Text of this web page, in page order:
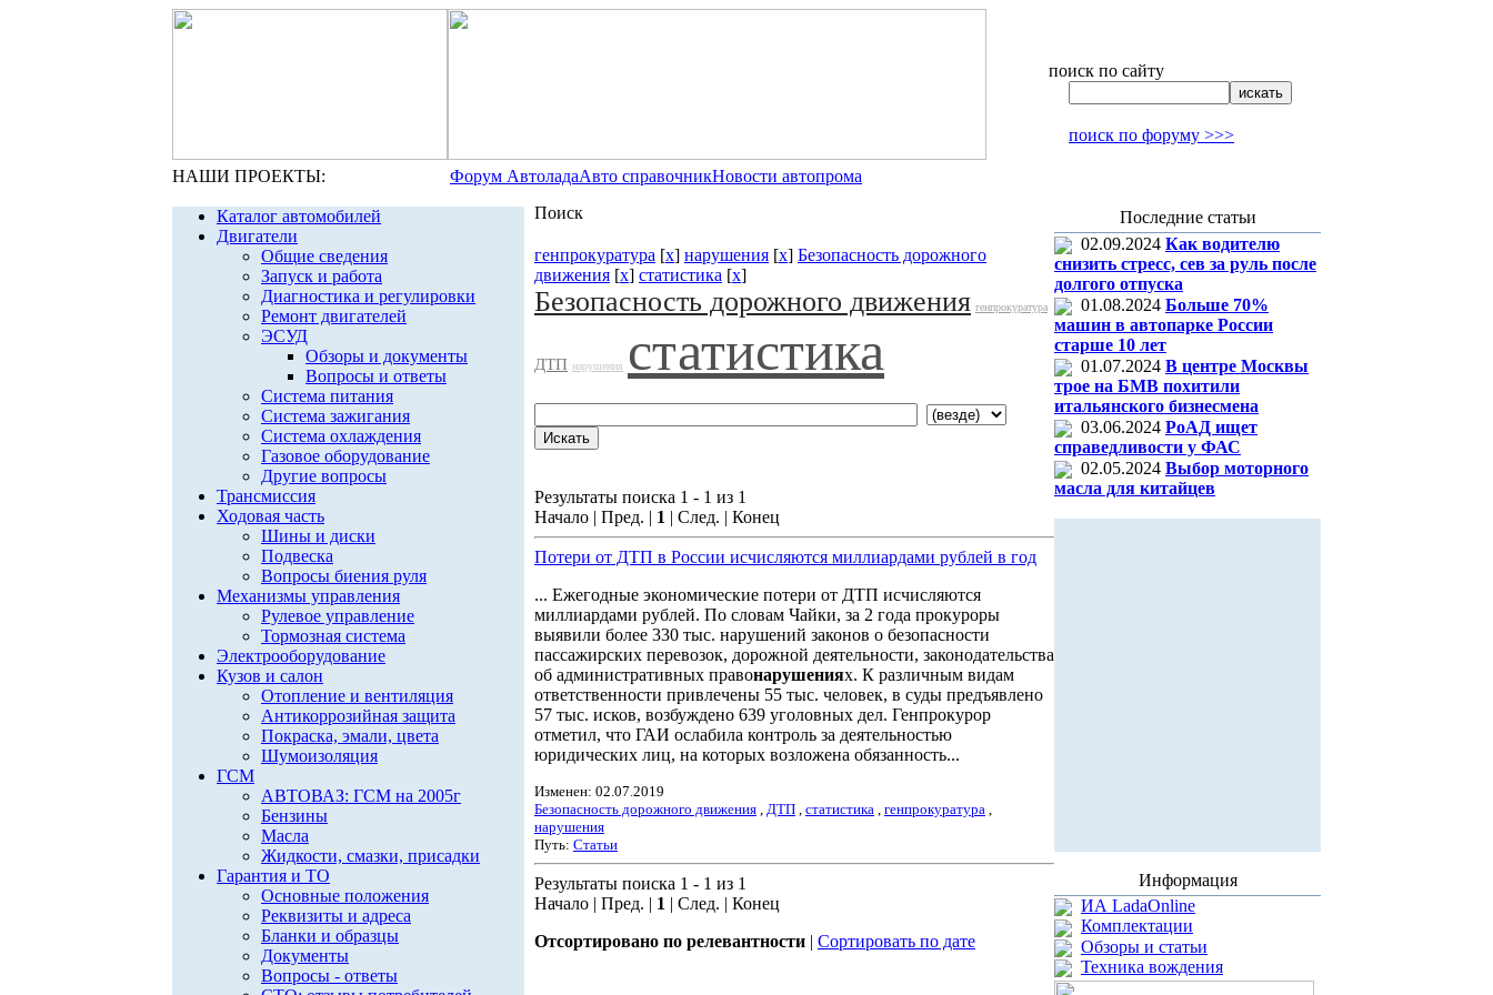
поиск по сайту
поиск по форуму >>>
НАШИ ПРОЕКТЫ: Форум АвтоладаАвто справочникНовости автопрома
Каталог автомобилей
Двигатели
Общие сведения
Запуск и работа
Диагностика и регулировки
Ремонт двигателей
ЭСУД
Обзоры и документы
Вопросы и ответы
Система питания
Система зажигания
Система охлаждения
Газовое оборудование
Другие вопросы
Трансмиссия
Ходовая часть
Шины и диски
Подвеска
Вопросы биения руля
Механизмы управления
Рулевое управление
Тормозная система
Электрооборудование
Кузов и салон
Отопление и вентиляция
Антикоррозийная защита
Покраска, эмали, цвета
Шумоизоляция
ГСМ
АВТОВАЗ: ГСМ на 2005г
Бензины
Масла
Жидкости, смазки, присадки
Гарантия и ТО
Основные положения
Реквизиты и адреса
Бланки и образцы
Документы
Вопросы - ответы
Поиск
генпрокуратура [x] нарушения [x] Безопасность дорожного
движения [x] статистика [x]
Безопасность дорожного движения генпрокуратура
ДТП нарушения статистика
Результаты поиска 1 - 1 из 1
Начало | Пред. | 1 | След. | Конец
Потери от ДТП в России исчисляются миллиардами рублей в год
... Ежегодные экономические потери от ДТП исчисляются
миллиардами рублей. По словам Чайки, за 2 года прокуроры
выявили более 330 тыс. нарушений законов о безопасности
пассажирских перевозок, дорожной деятельности, законодательства
об административных правонарушениях. К различным видам
ответственности привлечены 55 тыс. человек, в суды предъявлено
57 тыс. исков, возбуждено 639 уголовных дел. Генпрокурор
отметил, что ГАИ ослабила контроль за деятельностью
юридических лиц, на которых возложена обязанность...
Изменен: 02.07.2019
Безопасность дорожного движения , ДТП , статистика , генпрокуратура ,
нарушения
Путь: Статьи
Результаты поиска 1 - 1 из 1
Начало | Пред. | 1 | След. | Конец
Отсортировано по релевантности | Сортировать по дате
Последние статьи
02.09.2024 Как водителю
снизить стресс, сев за руль после
долгого отпуска
01.08.2024 Больше 70%
машин в автопарке России
старше 10 лет
01.07.2024 В центре Москвы
трое на БМВ похитили
итальянского бизнесмена
03.06.2024 РоАД ищет
справедливости у ФАС
02.05.2024 Выбор моторного
масла для китайцев
Информация
ИА LadaOnline
Комплектации
Обзоры и статьи
Техника вождения